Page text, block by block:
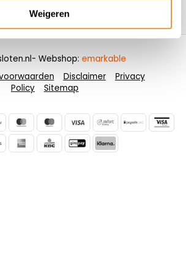
Weigeren
Disclaimer
Privacy
Policy
Sitemap
- Webshop: emarkable